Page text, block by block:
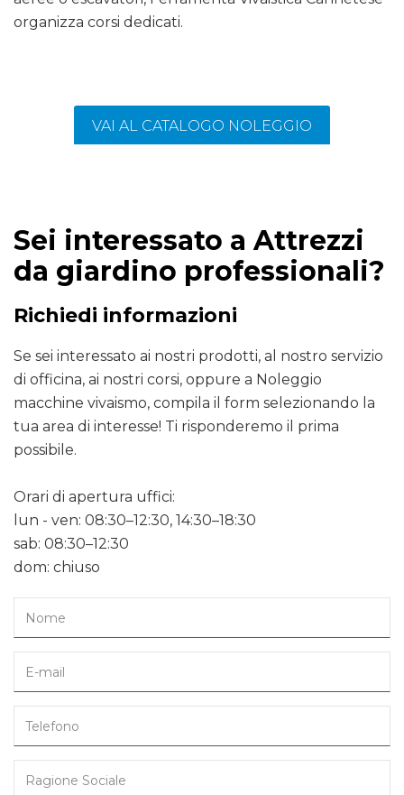
organizza corsi dedicati.
VAI AL CATALOGO NOLEGGIO
Sei interessato a Attrezzi
da giardino professionali?
Richiedi informazioni
Se sei interessato ai nostri prodotti, al nostro servizio
di officina, ai nostri corsi, oppure a Noleggio
macchine vivaismo, compila il form selezionando la
tua area di interesse! Ti risponderemo il prima
possibile.
Orari di apertura uffici:
lun - ven: 08:30–12:30, 14:30–18:30
sab: 08:30–12:30
dom: chiuso